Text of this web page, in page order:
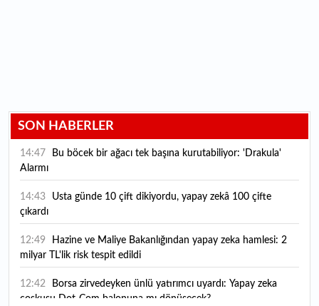
SON HABERLER
14:47
Alarmı
14:43
çıkardı
12:49
milyar TL'lik risk tespit edildi
12:42
coşkusu Dot-Com balonuna mı dönüşecek?